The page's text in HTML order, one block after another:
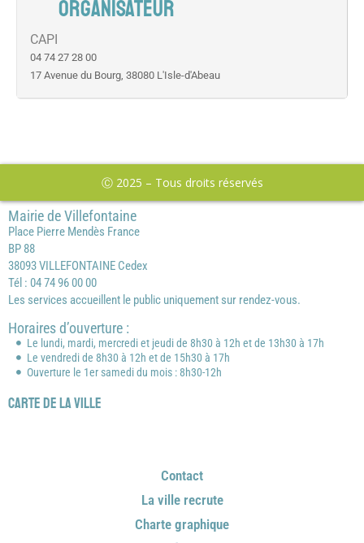
ORGANISATEUR
CAPI
04 74 27 28 00
17 Avenue du Bourg, 38080 L'Isle-d'Abeau
Ⓒ 2025 – Tous droits réservés
Mairie de Villefontaine
Place Pierre Mendès France
BP 88
38093 VILLEFONTAINE Cedex
Tél : 04 74 96 00 00
Les services accueillent le public uniquement sur rendez-vous.
Horaires d’ouverture :
Le lundi, mardi, mercredi et jeudi de 8h30 à 12h et de 13h30 à 17h
Le vendredi de 8h30 à 12h et de 15h30 à 17h
Ouverture le 1er samedi du mois : 8h30-12h
Carte de la ville
Contact
La ville recrute
Charte graphique